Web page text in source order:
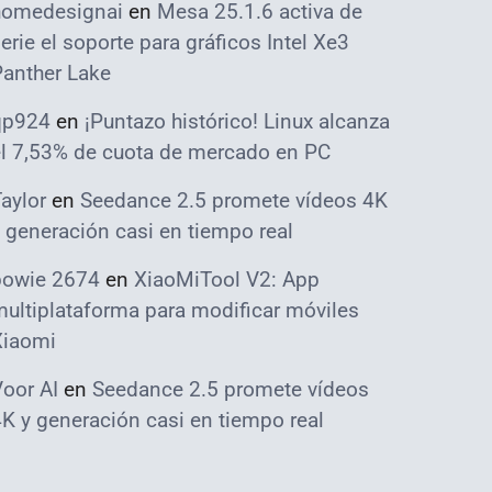
en Mesa 25.1.6 activa de
el soporte para gráficos Intel Xe3
Lake
en ¡Puntazo histórico! Linux alcanza
7,53% de cuota de mercado en PC
en Seedance 2.5 promete vídeos 4K
generación casi en tiempo real
2674 en XiaoMiTool V2: App
para modificar móviles
AI en Seedance 2.5 promete vídeos
y generación casi en tiempo real